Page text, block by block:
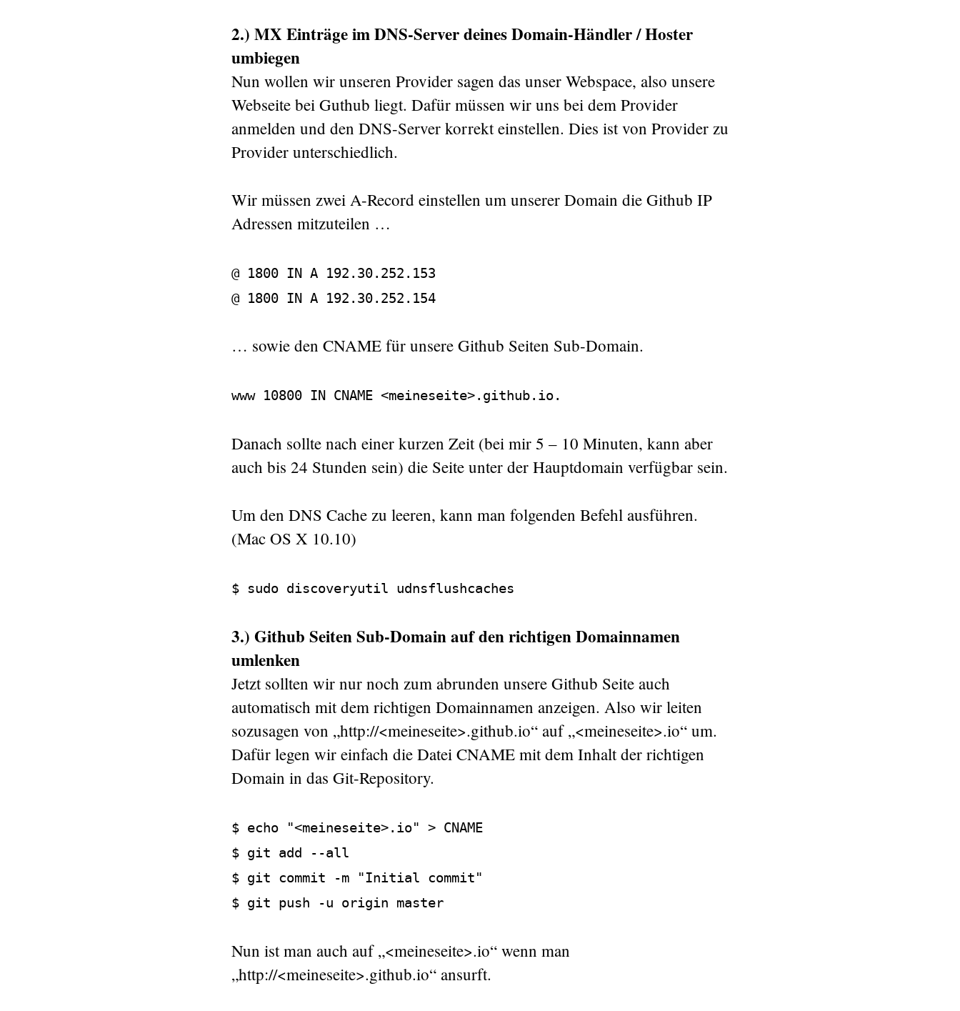
2.) MX Einträge im DNS-Server deines Domain-Händler / Hoster
umbiegen
Nun wollen wir unseren Provider sagen das unser Webspace, also unsere
Webseite bei Guthub liegt. Dafür müssen wir uns bei dem Provider
anmelden und den DNS-Server korrekt einstellen. Dies ist von Provider zu
Provider unterschiedlich.
Wir müssen zwei A-Record einstellen um unserer Domain die Github IP
Adressen mitzuteilen …
@ 1800 IN A 192.30.252.153
@ 1800 IN A 192.30.252.154
… sowie den CNAME für unsere Github Seiten Sub-Domain.
www 10800 IN CNAME <meineseite>.github.io.
Danach sollte nach einer kurzen Zeit (bei mir 5 – 10 Minuten, kann aber
auch bis 24 Stunden sein) die Seite unter der Hauptdomain verfügbar sein.
Um den DNS Cache zu leeren, kann man folgenden Befehl ausführen.
(Mac OS X 10.10)
$ sudo discoveryutil udnsflushcaches
3.) Github Seiten Sub-Domain auf den richtigen Domainnamen
umlenken
Jetzt sollten wir nur noch zum abrunden unsere Github Seite auch
automatisch mit dem richtigen Domainnamen anzeigen. Also wir leiten
sozusagen von „http://<meineseite>.github.io“ auf „<meineseite>.io“ um.
Dafür legen wir einfach die Datei CNAME mit dem Inhalt der richtigen
Domain in das Git-Repository.
$ echo "<meineseite>.io" > CNAME
$ git add --all
$ git commit -m "Initial commit"
$ git push -u origin master
Nun ist man auch auf „<meineseite>.io“ wenn man
„http://<meineseite>.github.io“ ansurft.